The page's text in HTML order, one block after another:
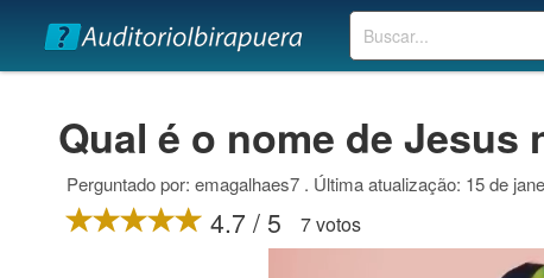
Buscar
Qual é o nome de Jesus
Perguntado por: emagalhaes7 . Última atualização: 15 de
4.7 / 5 7 votos